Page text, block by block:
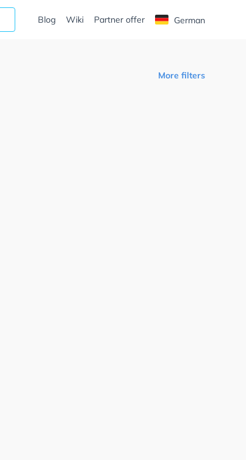
Blog Wiki Partner offer German
More filters